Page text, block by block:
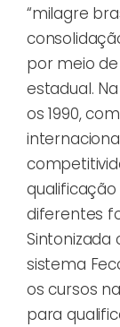
“milagre
por meio
estadual.
os 1990,
diferentes
Sintonizada
sistema
os cursos
para